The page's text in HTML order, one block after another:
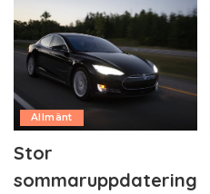
Allmänt
Stor
sommaruppdatering